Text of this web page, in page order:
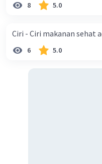
8 5.0
Ciri - Ciri makanan sehat
6 5.0